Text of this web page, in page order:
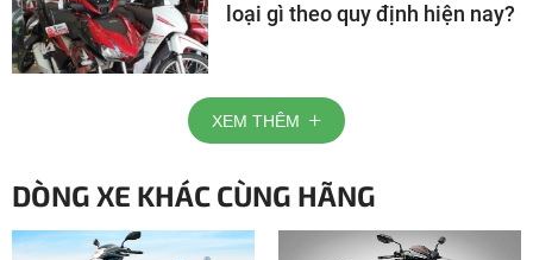
loại gì theo quy định hiện nay?
XEM THÊM
DÒNG XE KHÁC CÙNG HÃNG